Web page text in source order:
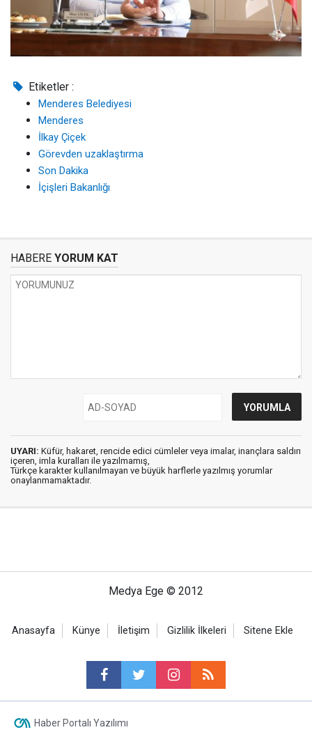
Etiketler :
Menderes Belediyesi
Menderes
İlkay Çiçek
Görevden uzaklaştırma
Son Dakika
İçişleri Bakanlığı
HABERE YORUM KAT
UYARI: Küfür, hakaret, rencide edici cümleler veya imalar, inançlara saldırı
içeren, imla kuralları ile yazılmamış,
Türkçe karakter kullanılmayan ve büyük harflerle yazılmış yorumlar
onaylanmamaktadır.
Medya Ege © 2012
Anasayfa Künye İletişim Gizlilik İlkeleri Sitene Ekle
Haber Portalı Yazılımı